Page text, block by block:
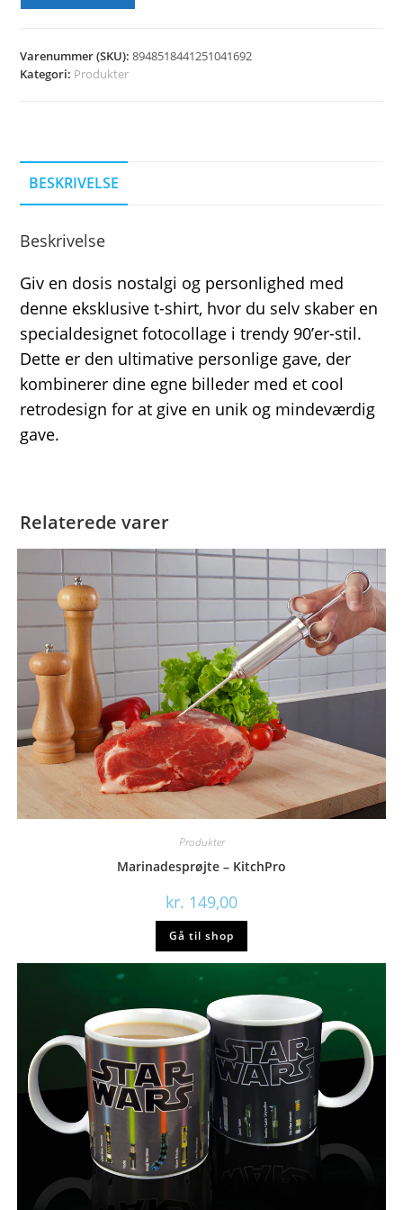
Varenummer (SKU):8948518441251041692
Kategori: Produkter
BESKRIVELSE
Beskrivelse
Giv en dosis nostalgi og personlighed med
denne eksklusive t-shirt, hvor du selv skaber en
specialdesignet fotocollage i trendy 90’er-stil.
Dette er den ultimative personlige gave, der
kombinerer dine egne billeder med et cool
retrodesign for at give en unik og mindeværdig
gave.
Relaterede varer
Produkter
Marinadesprøjte – KitchPro
kr. 149,00
Gå til shop